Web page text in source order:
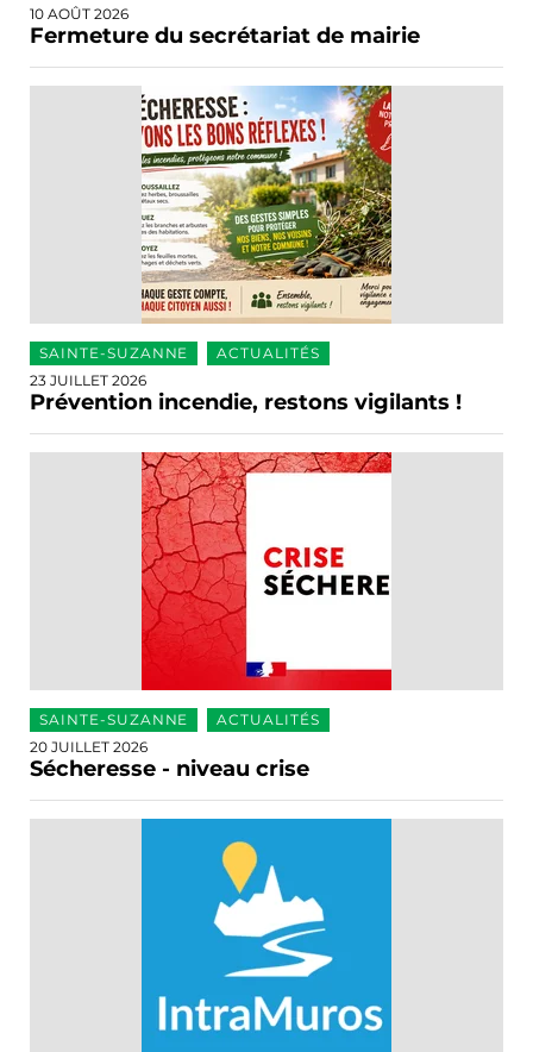
Fermeture du secrétariat de mairie
10 AOÛT 2026
Prévention incendie, restons vigilants !
23 JUILLET 2026
SAINTE-SUZANNE ACTUALITÉS
Sécheresse - niveau crise
20 JUILLET 2026
SAINTE-SUZANNE ACTUALITÉS